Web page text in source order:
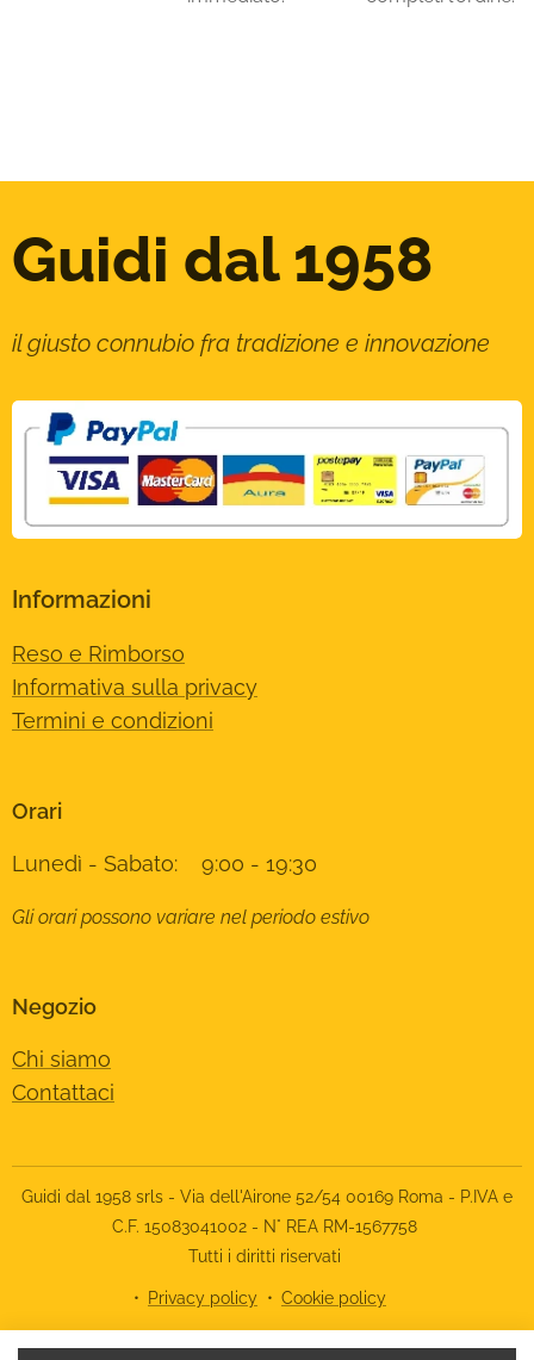
Guidi dal 1958
il giusto connubio fra tradizione e innovazione
Informazioni
Reso e Rimborso
Informativa sulla privacy
Termini e condizioni
Orari
Lunedì - Sabato: 9:00 - 19:30
Gli orari possono variare nel periodo estivo
Negozio
Chi siamo
Contattaci
Guidi dal 1958 srls - Via dell'Airone 52/54 00169 Roma - P.IVA e
C.F. 15083041002 - N° REA RM-1567758
Tutti i diritti riservati
Privacy policy Cookie policy